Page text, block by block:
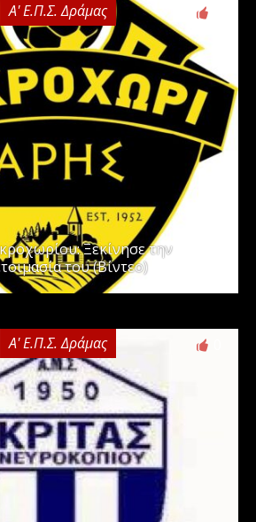
Α' Ε.Π.Σ. Δράμας
Ξεκίνησε την
του (Βίντεο)
Α' Ε.Π.Σ. Δράμας